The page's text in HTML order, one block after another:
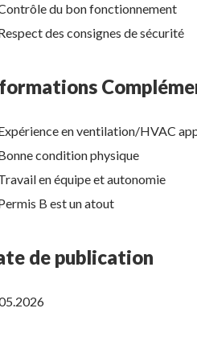
du bon fonctionnement
des consignes de sécurité
en ventilation/HVAC
condition physique
en équipe et autonomie
B est un atout
de publication